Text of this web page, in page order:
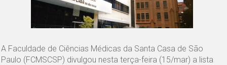
A Faculdade de Ciências Médicas da Santa Casa de São
Paulo (FCMSCSP) divulgou nesta terça-feira (15/mar) a lista